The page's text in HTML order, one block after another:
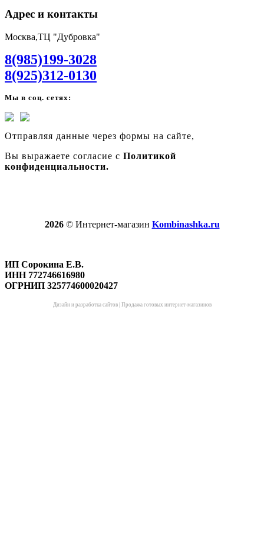
Адрес и контакты
Москва,ТЦ "Дубровка"
8(985)199-3028
8(925)312-0130
Мы в соц. сетях:
Отправляя данные через формы на сайте,
Вы выражаете согласие с Политикой
конфиденциальности.
2026© Интернет-магазин Kombinashka.ru
ИП Сорокина Е.В.
ИНН 772746616980
ОГРНИП 325774600020427
Дизайн и разработка сайтов| Продажа готовых интернет-магазинов